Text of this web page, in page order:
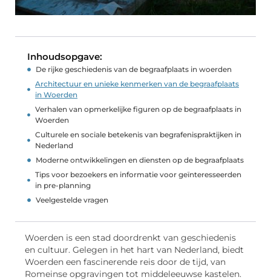
Inhoudsopgave:
De rijke geschiedenis van de begraafplaats in woerden
Architectuur en unieke kenmerken van de begraafplaats
in Woerden
Verhalen van opmerkelijke figuren op de begraafplaats in
Woerden
Culturele en sociale betekenis van begrafenispraktijken in
Nederland
Moderne ontwikkelingen en diensten op de begraafplaats
Tips voor bezoekers en informatie voor geïnteresseerden
in pre-planning
Veelgestelde vragen
Woerden is een stad doordrenkt van geschiedenis
en cultuur. Gelegen in het hart van Nederland, biedt
Woerden een fascinerende reis door de tijd, van
Romeinse opgravingen tot middeleeuwse kastelen.